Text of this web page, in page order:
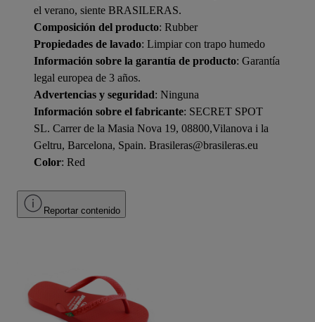
el verano, siente BRASILERAS.
Composición del producto: Rubber
Propiedades de lavado: Limpiar con trapo humedo
Información sobre la garantía de producto: Garantía
legal europea de 3 años.
Advertencias y seguridad: Ninguna
Información sobre el fabricante: SECRET SPOT
SL. Carrer de la Masia Nova 19, 08800,Vilanova i la
Geltru, Barcelona, Spain. Brasileras@brasileras.eu
Color: Red
Reportar contenido